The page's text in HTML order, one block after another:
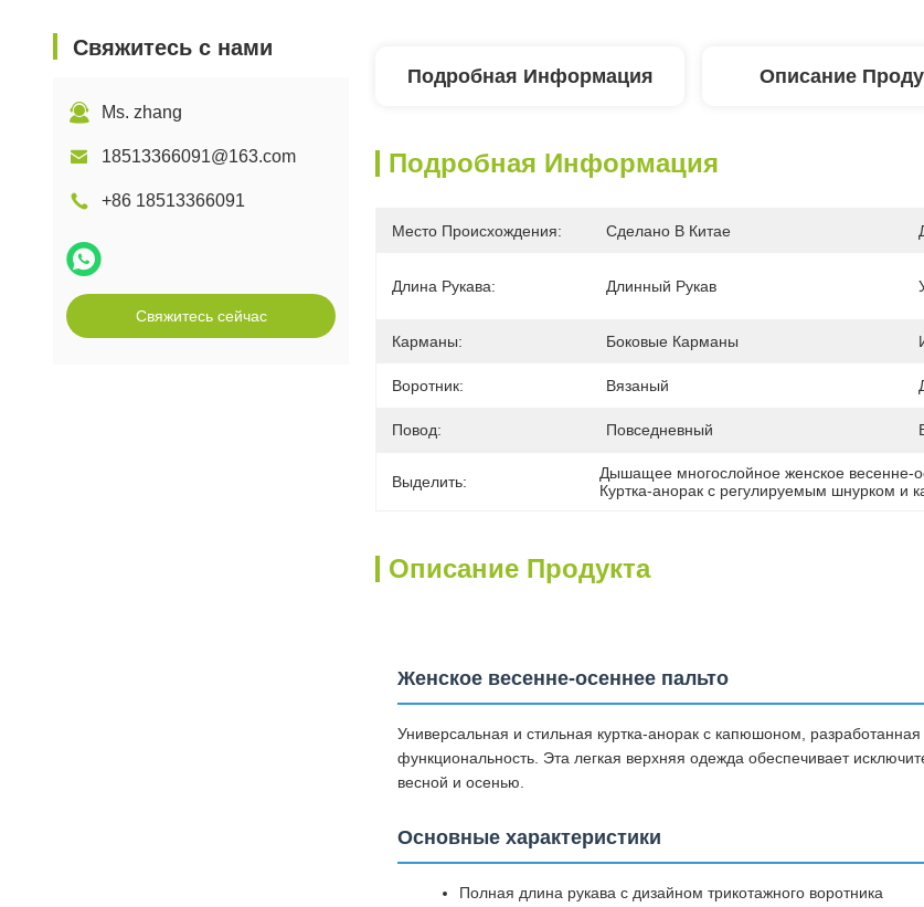
Свяжитесь с нами
Ms. zhang
18513366091@163.com
+86 18513366091
Свяжитесь сейчас
Подробная Информация Описание
Подробная Информация
Место Происхождения: Сделано В Китае
Длина Рукава: Длинный Рукав
Карманы: Боковые Карманы
Воротник: Вязаный
Повод: Повседневный
Выделить: Дышащее многослойное женское весенне-
Куртка-анорак с регулируемым шнурком и
Описание Продукта
Женское весенне-осеннее пальто
Универсальная и стильная куртка-анорак с капюшоном,
функциональность. Эта легкая верхняя одежда обеспечивает
весной и осенью.
Основные характеристики
Полная длина рукава с дизайном трикотажного воротника